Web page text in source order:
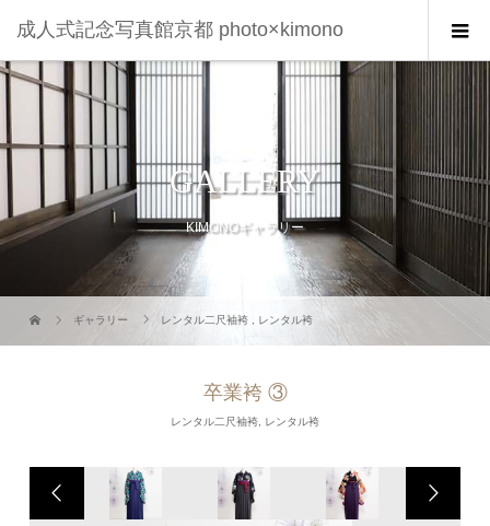
成人式記念写真館京都 photo×kimono
GALLERY
KIMONOギャラリー
ギャラリー レンタル二尺袖袴 レンタル袴
卒業袴 ③
レンタル二尺袖袴 レンタル袴